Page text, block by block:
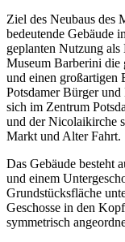
Ziel des Neubaus des
bedeutende Gebäude
geplanten Nutzung
Museum Barberini
und einen großartigen
Potsdamer Bürger
sich im Zentrum
und der Nicolaikirche
Markt und Alter Fahrt.
Das Gebäude besteht
und einem
Grundstücksfläche
Geschosse in den
symmetrisch